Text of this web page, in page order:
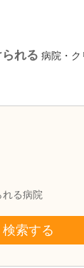
れる 病院・ク
る病院
検索する